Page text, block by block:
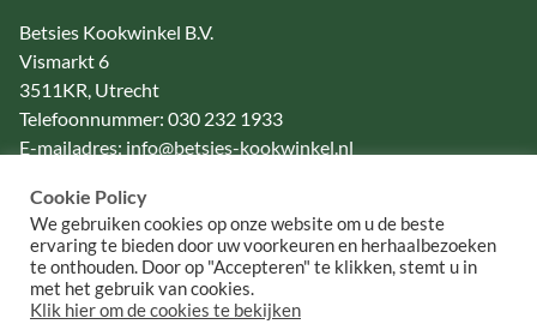
Betsies Kookwinkel B.V.
Vismarkt 6
3511KR, Utrecht
Telefoonnummer: 030 232 1933
E-mailadres: info@betsies-kookwinkel.nl
Btw-nummer: NL 802522270B01
Algemene voorwaarden
Privacybeleid
Cookie Policy
We gebruiken cookies op onze website om u de beste
ervaring te bieden door uw voorkeuren en herhaalbezoeken
te onthouden. Door op "Accepteren" te klikken, stemt u in
met het gebruik van cookies.
Klik hier om de cookies te bekijken